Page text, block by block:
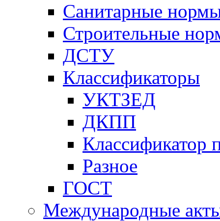
Санитарные
Строительные
ДСТУ
Классификаторы
УКТЗЕД
ДКПП
Классификатор
Разное
ГОСТ
Международные